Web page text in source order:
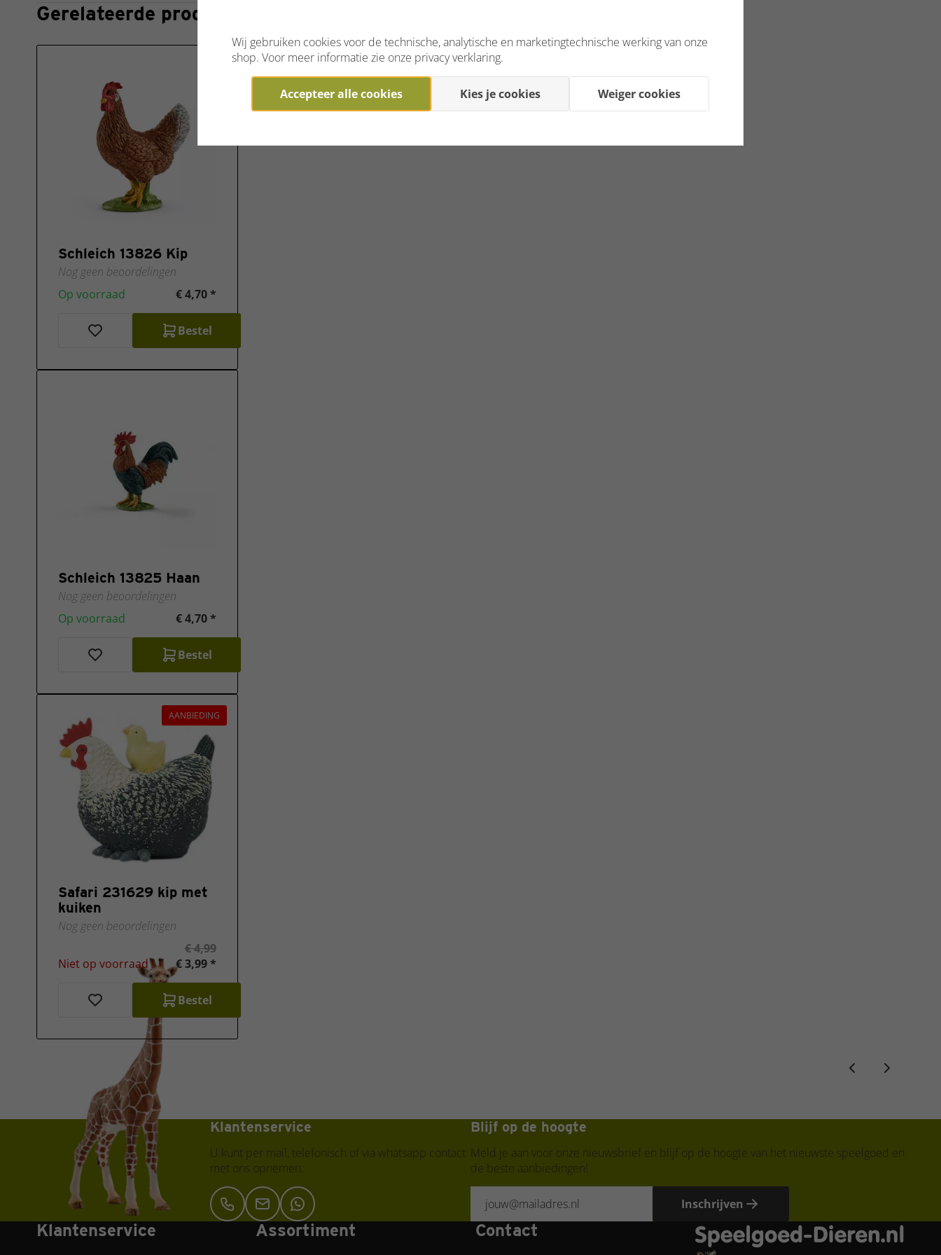
Gerelateerde producten
Schleich 13826 Kip
Nog geen beoordelingen
Op voorraad
€ 4,70 *
Bestel
Schleich 13825 Haan
Nog geen beoordelingen
Op voorraad
€ 4,70 *
Bestel
AANBIEDING
Safari 231629 kip met
kuiken
Nog geen beoordelingen
Niet op voorraad
€ 4,99
€ 3,99 *
Bestel
Klantenservice
U kunt per mail, telefonisch of via whatsapp contact
met ons opnemen.
Blijf op de hoogte
Meld je aan voor onze nieuwsbrief en blijf op de hoogte van het nieuwste speelgoed en
de beste aanbiedingen!
Inschrijven
Klantenservice Assortiment Contact
Wij gebruiken cookies voor de technische, analytische en marketingtechnische werking van onze
shop. Voor meer informatie zie onze privacy verklaring.
Accepteer alle cookies Kies je cookies Weiger cookies